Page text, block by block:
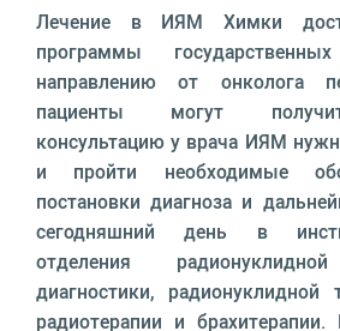
Лечение в ИЯМ Химки
программы
направлению от онколога
пациенты могут
консультацию у врача ИЯМ
и пройти необходимые
постановки диагноза и
сегодняшний день в
отделения
диагностики, радионуклидной
радиотерапии и